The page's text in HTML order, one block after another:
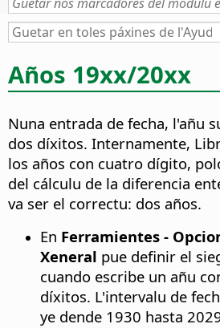
Años 19xx/20xx
Nuna entrada de fecha, l'añu
dos díxitos. Internamente,
los años con cuatro dígito,
del cálculu de la diferencia
va ser el correctu: dos años.
En Ferramientes -
Xeneral pue definir el
cuando escribe un añu
díxitos. L'intervalu de
ye dende 1930 hasta